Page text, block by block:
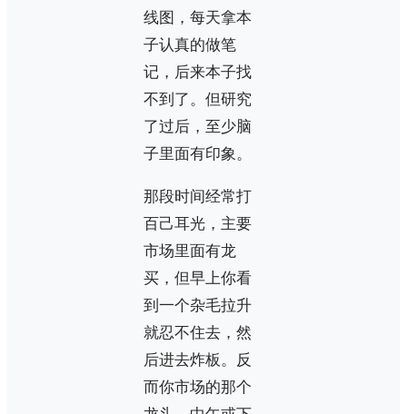
线图，每天拿本
子认真的做笔
记，后来本子找
不到了。但研究
了过后，至少脑
子里面有印象。
那段时间经常打
百己耳光，主要
市场里面有龙
买，但早上你看
到一个杂毛拉升
就忍不住去，然
后进去炸板。反
而你市场的那个